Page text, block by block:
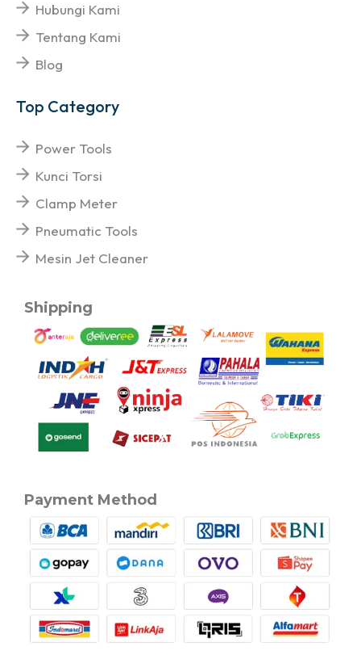
Hubungi Kami
Tentang Kami
Blog
Top Category
Power Tools
Kunci Torsi
Clamp Meter
Pneumatic Tools
Mesin Jet Cleaner
Shipping
Payment Method